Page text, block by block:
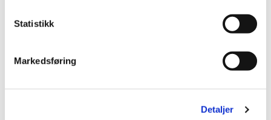
Statistikk
Markedsføring
Detaljer
NORSK FOTBALL HAR SOLGT MEDIERETTIGHETENE FOR